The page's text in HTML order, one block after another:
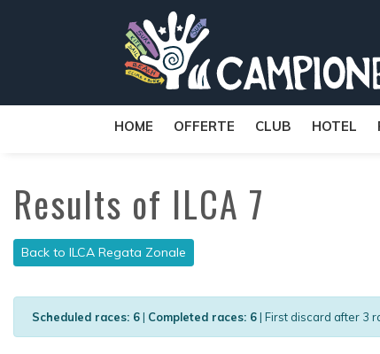
HOME OFFERTE CLUB HOTEL
Results of ILCA 7
Back to ILCA Regata Zonale
Scheduled races: 6 | Completed races: 6 | First discard after 3